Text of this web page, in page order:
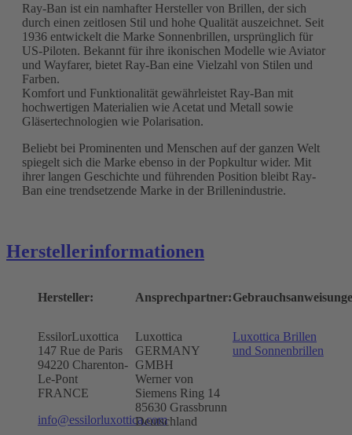
Ray-Ban ist ein namhafter Hersteller von Brillen, der sich
durch einen zeitlosen Stil und hohe Qualität auszeichnet. Seit
1936 entwickelt die Marke Sonnenbrillen, ursprünglich für
US-Piloten. Bekannt für ihre ikonischen Modelle wie Aviator
und Wayfarer, bietet Ray-Ban eine Vielzahl von Stilen und
Farben.
Komfort und Funktionalität gewährleistet Ray-Ban mit
hochwertigen Materialien wie Acetat und Metall sowie
Gläsertechnologien wie Polarisation.
Beliebt bei Prominenten und Menschen auf der ganzen Welt
spiegelt sich die Marke ebenso in der Popkultur wider. Mit
ihrer langen Geschichte und führenden Position bleibt Ray-
Ban eine trendsetzende Marke in der Brillenindustrie.
Herstellerinformationen
Hersteller:
EssilorLuxottica
147 Rue de Paris
94220 Charenton-
Le-Pont
FRANCE
info@essilorluxottica.com
Ansprechpartner:
Luxottica
GERMANY
GMBH
Werner von
Siemens Ring 14
85630 Grassbrunn
Deutschland
Luxottica Brillen
und Sonnenbrillen